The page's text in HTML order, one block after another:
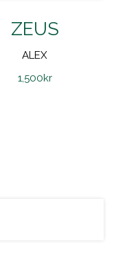
ZEUS
ALEX
1,500kr